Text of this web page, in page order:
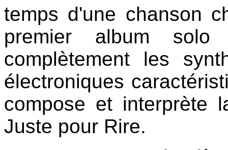
temps d'une chanson
premier album
complètement les
électroniques
compose et interprète
Juste pour Rire.